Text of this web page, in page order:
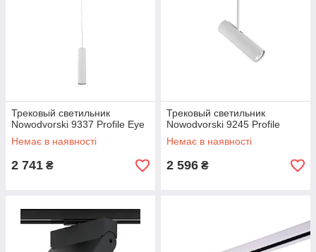
Трековый светильник
Nowodvorski 9337 Profile Eye
Немає в наявності
2 741 ₴
Трековый светильник
Nowodvorski 9245 Profile
Немає в наявності
2 596 ₴